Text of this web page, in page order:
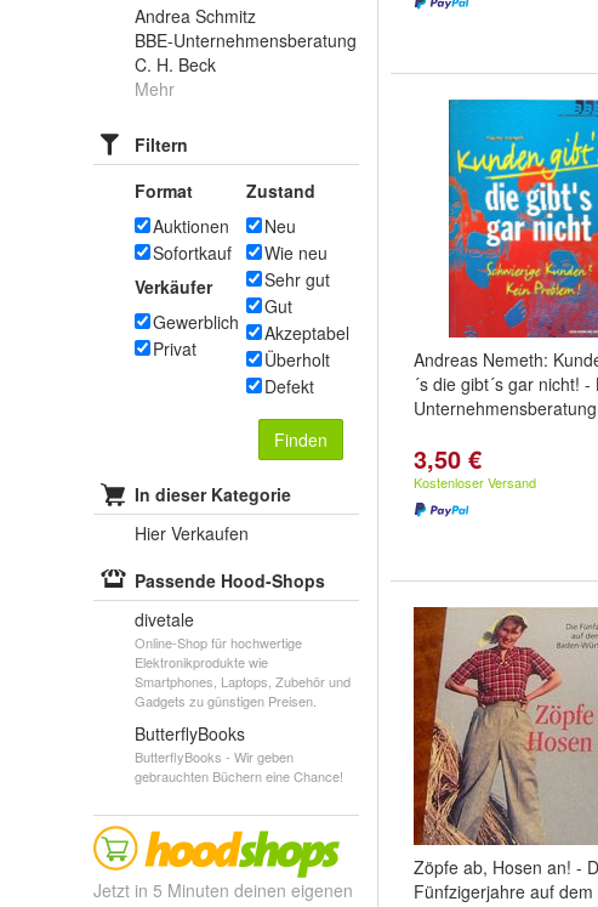
Andrea Schmitz
BBE-Unternehmensberatung
C. H. Beck
Mehr
Filtern
Format
Auktionen
Sofortkauf
Verkäufer
Gewerblich
Privat
Zustand
Neu
Wie neu
Sehr gut
Gut
Akzeptabel
Überholt
Defekt
Finden
In dieser Kategorie
Hier Verkaufen
Passende Hood-Shops
divetale
Online-Shop für hochwertige
Elektronikprodukte wie
Smartphones, Laptops, Zubehör und
Gadgets zu günstigen Preisen.
ButterflyBooks
ButterflyBooks - Wir geben
gebrauchten Büchern eine Chance!
Jetzt in 5 Minuten deinen eigenen
Andreas Nemeth:
´s die gibt´s gar nicht! -
Unternehmensberatung
3,50 €
Kostenloser Versand
Zöpfe ab, Hosen an! -
Fünfzigerjahre auf dem